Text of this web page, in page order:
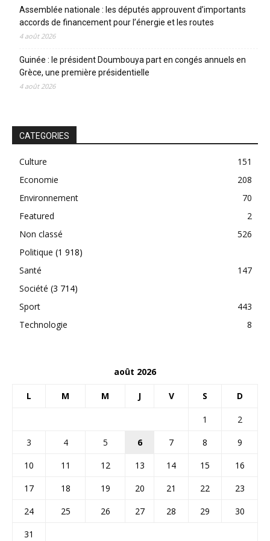
Assemblée nationale : les députés approuvent d’importants
accords de financement pour l’énergie et les routes
4 août 2026
Guinée : le président Doumbouya part en congés annuels en
Grèce, une première présidentielle
4 août 2026
CATEGORIES
Culture
151
Economie
208
Environnement
70
Featured
2
Non classé
526
Politique (1 918)
Santé
147
Société (3 714)
Sport
443
Technologie
8
août 2026
L M M J V S D
1
2
3
4 5 6 7 8
9
10
11 12 13 14 15
16
17
18 19 20 21 22
23
24
25 26 27 28 29
30
31